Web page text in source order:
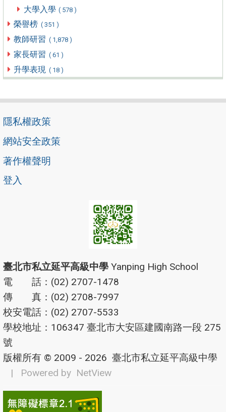
大學入學 ( 578 )
榮譽榜 ( 351 )
教師研習 ( 1,878 )
家長研習 ( 61 )
升學表現 ( 18 )
隱私權政策
網站安全政策
著作權聲明
登入
臺北市私立延平高級中學 Yanping High School
電 話：(02) 2707-1478
傳 真：(02) 2708-7997
校安電話：(02) 2707-5533
學校地址：106347 臺北市大安區建國南路一段 275
號
版權所有 © 2009 - 2026 臺北市私立延平高級中學
| Powered by NetView